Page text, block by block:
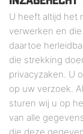
U heeft altijd het
verwerken en
daartoe
die strekking
privacyzaken. U
op uw verzoek.
sturen wij u op
van alle